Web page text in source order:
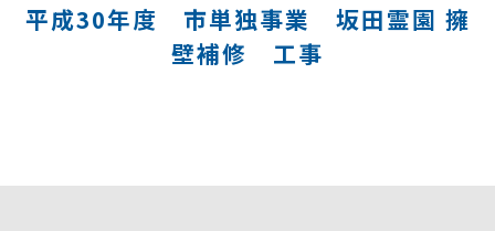
コンテンツ
平成30年度 市単独事業 坂田霊園 擁
壁補修 工事